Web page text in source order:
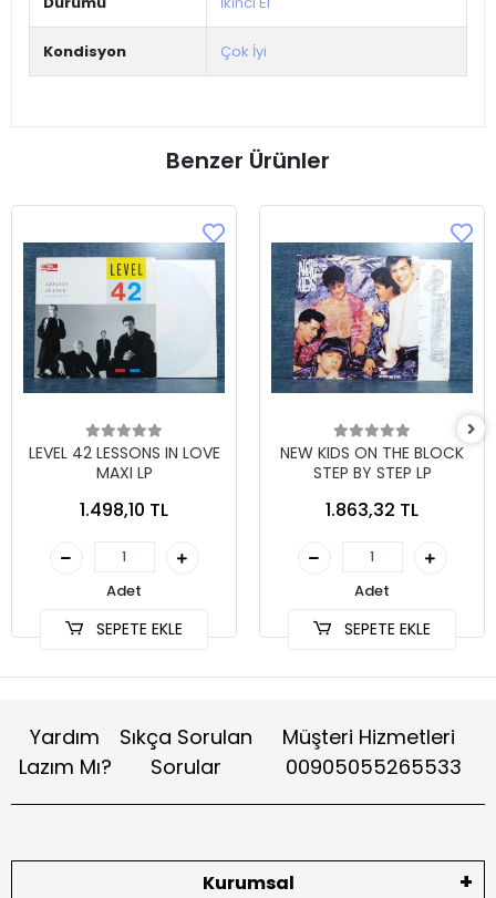
Kondisyon Çok İyi
Benzer Ürünler
LEVEL 42 LESSONS IN LOVE
MAXI LP
1.498,10 TL
Adet
SEPETE EKLE
NEW KIDS ON THE BLOCK
STEP BY STEP LP
1.863,32 TL
Adet
SEPETE EKLE
Yardım
Lazım Mı?
Sıkça Sorulan
Sorular
Müşteri Hizmetleri
00905055265533
Kurumsal